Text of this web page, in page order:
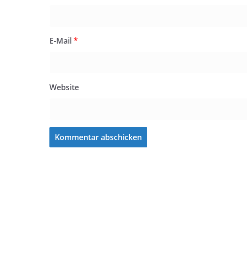
E-Mail*
Website